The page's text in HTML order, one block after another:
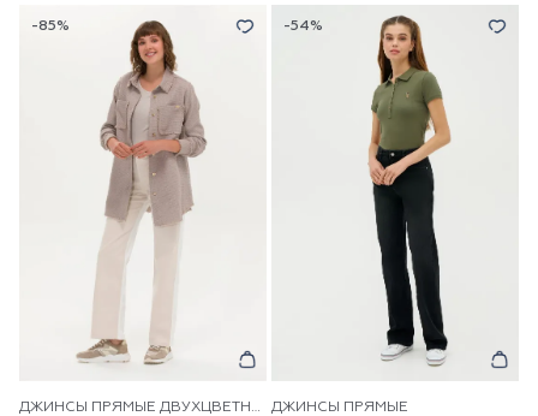
-85%
ДЖИНСЫ ПРЯМЫЕ ДВУХЦВЕТНЫЕ
-54%
ДЖИНСЫ ПРЯМЫЕ